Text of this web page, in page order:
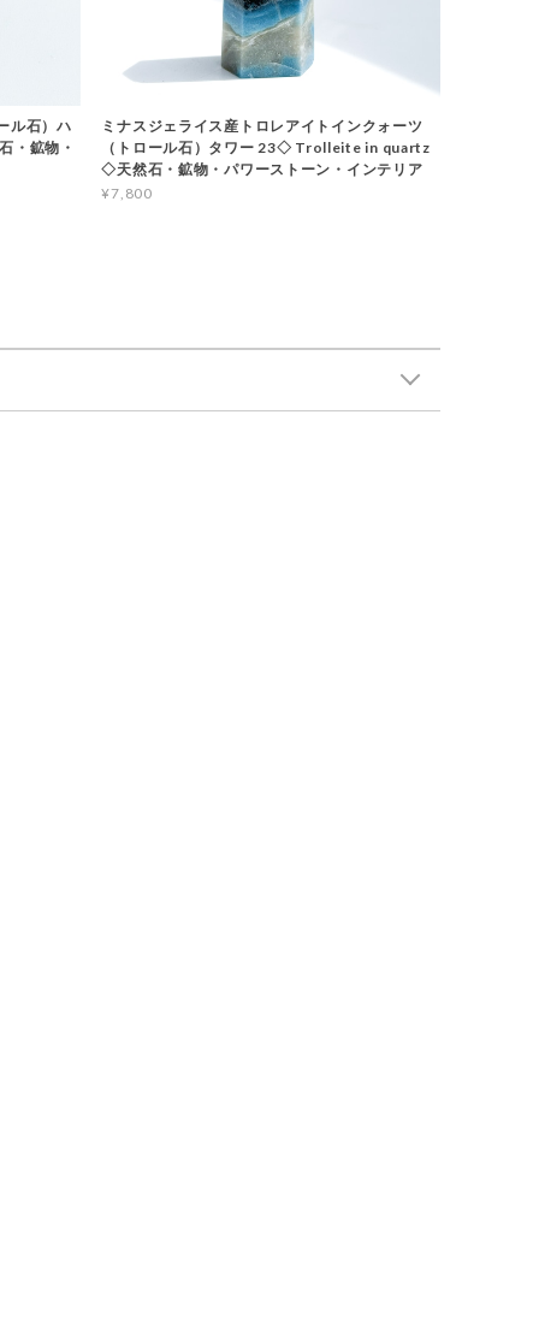
ル石）ハ
鉱物・
ミナスジェライス産トロレアイトインクォーツ
（トロール石）タワー 23◇ Trolleite in quartz
◇天然石・鉱物・パワーストーン・インテリア
¥7,800